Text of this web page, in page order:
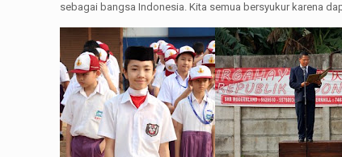
sebagai bangsa Indonesia. Kita semua bersyukur karena